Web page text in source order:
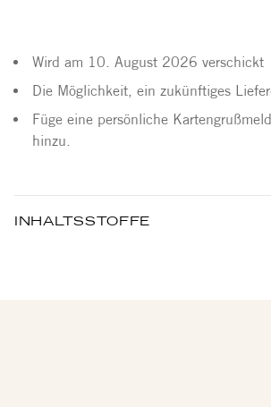
Wird am 10. August 2026 verschickt
Die Möglichkeit, ein zukünftiges
Füge eine persönliche
hinzu.
INHALTSSTOFFE